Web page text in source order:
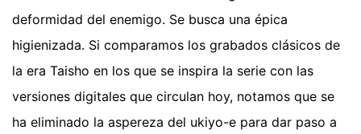
deformidad del enemigo. Se busca una épica
higienizada. Si comparamos los grabados clásicos de
la era Taisho en los que se inspira la serie con las
versiones digitales que circulan hoy, notamos que se
ha eliminado la aspereza del ukiyo-e para dar paso a